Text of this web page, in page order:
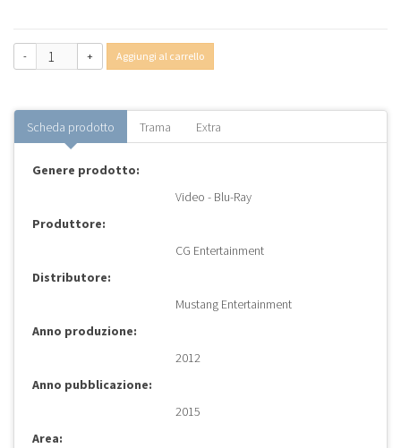
- + Aggiungi al carrello
Scheda prodotto Trama Extra
Genere prodotto:
Video - Blu-Ray
Produttore:
CG Entertainment
Distributore:
Mustang Entertainment
Anno produzione:
2012
Anno pubblicazione:
2015
Area: